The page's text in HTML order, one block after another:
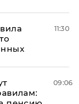
11:30
09:06